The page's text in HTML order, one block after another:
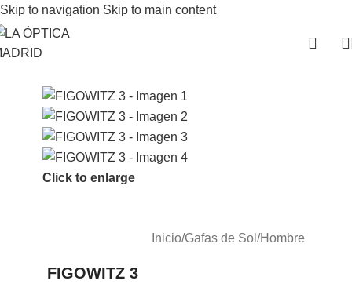
Skip to navigation Skip to main content
Click to enlarge
Inicio/Gafas de Sol/Hombre
FIGOWITZ 3